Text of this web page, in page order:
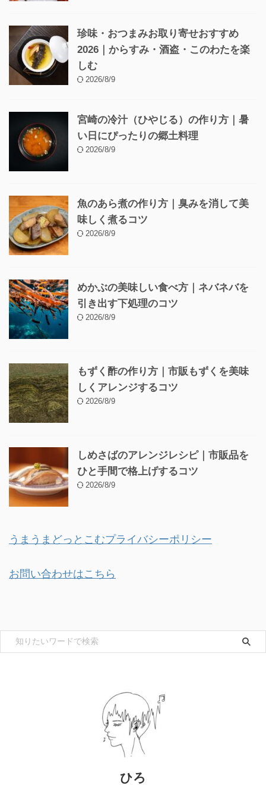
珍味・おつまみお取り寄せおすすめ
2026｜からすみ・酒盗・このわたを楽
しむ
2026/8/9
宮崎の冷汁（ひやじる）の作り方｜暑
い日にぴったりの郷土料理
2026/8/9
魚のあら煮の作り方｜臭みを消して美
味しく煮るコツ
2026/8/9
めかぶの美味しい食べ方｜ネバネバを
引き出す下処理のコツ
2026/8/9
もずく酢の作り方｜市販もずくを美味
しくアレンジするコツ
2026/8/9
しめさばのアレンジレシピ｜市販品を
ひと手間で格上げするコツ
2026/8/9
うまうまどっとこむプライバシーポリシー
お問い合わせはこちら
ひろ